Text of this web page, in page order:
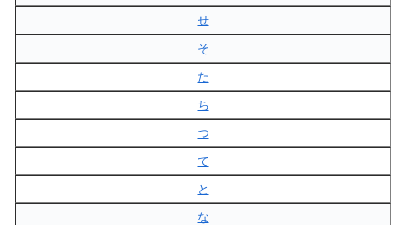
せ
そ
た
ち
つ
て
と
な